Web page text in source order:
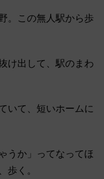
。この無人駅から歩
け出して、駅のまわ
いて、短いホームに
うか」ってなってほ
歩く。